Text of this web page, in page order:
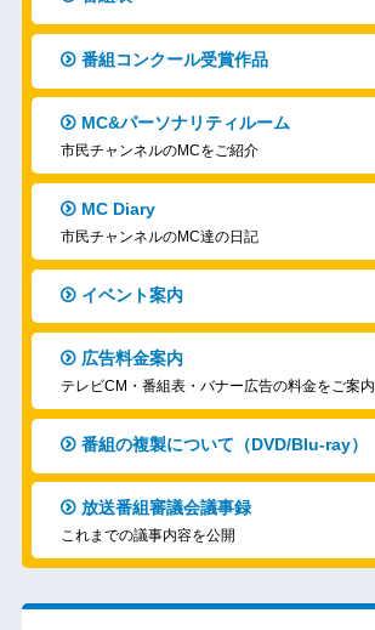
番組コンクール受賞作品
MC&パーソナリティルーム
市民チャンネルのMCをご紹介
MC Diary
市民チャンネルのMC達の日記
イベント案内
広告料金案内
テレビCM・番組表・バナー広告の料金をご案内
番組の複製について（DVD/Blu-ray）
放送番組審議会議事録
これまでの議事内容を公開